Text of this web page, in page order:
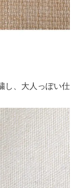
し、大人っぽい仕